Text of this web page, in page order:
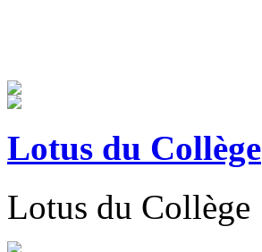
Lotus du Collège
Lotus du Collège